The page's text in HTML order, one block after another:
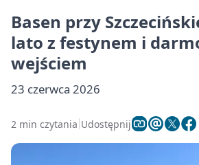
Basen przy
lato z festynem i
wejściem
23 czerwca 2026
2 min czytania Udostępnij